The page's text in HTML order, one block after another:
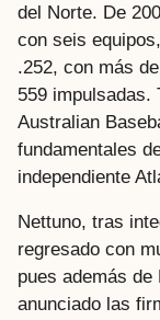
del Norte. De
con seis
.252, con más
559 impulsadas.
Australian
fundamentales
independiente
Nettuno, tras
regresado con
pues además
anunciado las